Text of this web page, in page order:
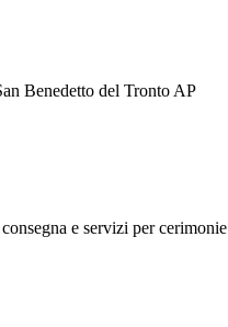
Benedetto del Tronto AP
e servizi per cerimonie